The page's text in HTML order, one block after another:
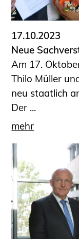
17.10.2023
Neue
Am 17.
Thilo Müller
neu staatlich
Der ...
mehr